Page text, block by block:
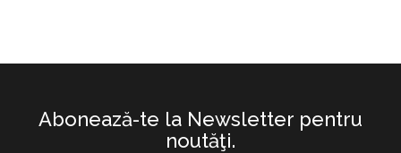
Abonează-te la Newsletter pentru
noutăţi.